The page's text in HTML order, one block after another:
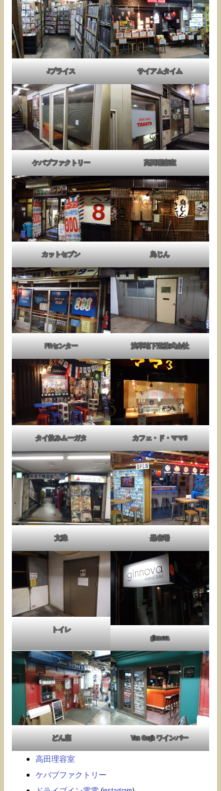
Jプライス サイアムタイム
ケバブファクトリー 高田理容室
カットセブン 鳥じん
PRセンター 浅草地下道株式会社
タイ飲みムーガタ カフェ・ド・ママ3
文殊 忍者場
トイレ
ginnova
どん底 Van Gogh ワインバー
高田理容室
ケバブファクトリー